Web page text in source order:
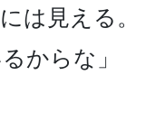
は見える。
からな」